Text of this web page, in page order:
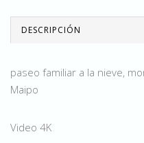
DESCRIPCIÓN
paseo familiar a la nieve,
Maipo
Video 4K